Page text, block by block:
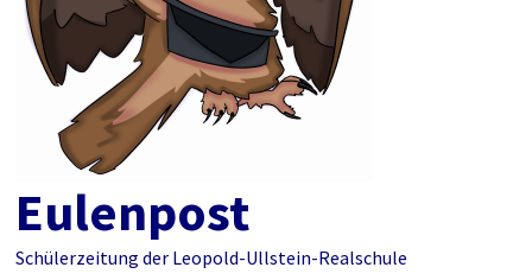
Eulenpost
Schülerzeitung der Leopold-Ullstein-Realschule